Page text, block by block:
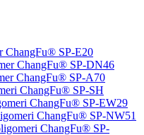
ChangFu® SP-E20
ChangFu® SP-DN46
ChangFu® SP-A70
ChangFu® SP-SH
ChangFu® SP-EW29
ChangFu® SP-NW51
ChangFu® SP-